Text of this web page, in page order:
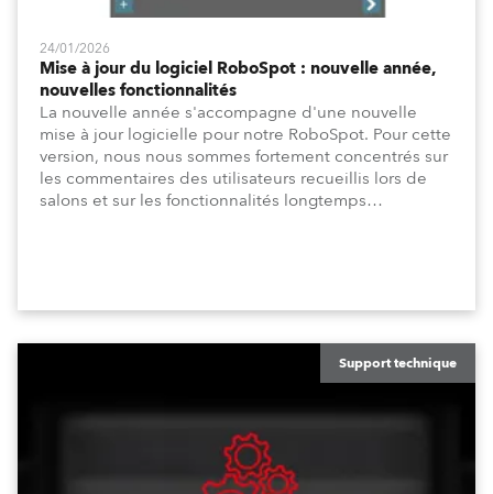
24/01/2026
Mise à jour du logiciel RoboSpot : nouvelle année,
nouvelles fonctionnalités
La nouvelle année s'accompagne d'une nouvelle
mise à jour logicielle pour notre RoboSpot. Pour cette
version, nous nous sommes fortement concentrés sur
les commentaires des utilisateurs recueillis lors de
salons et sur les fonctionnalités longtemps
améliorée et une personnalisation accrue.
Support technique